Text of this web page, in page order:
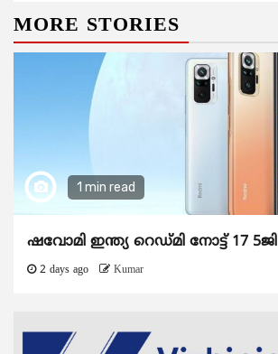
MORE STORIES
1 min read
ഷവോമി ഇന്ത്യ റെഡ്മി നോട്ട് 17 5ജി
2 days ago Kumar